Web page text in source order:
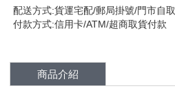
配送方式:貨運宅配/郵局掛號/門市自取
付款方式:信用卡/ATM/超商取貨付款
商品介紹